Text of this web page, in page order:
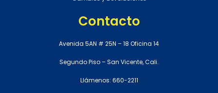
Contacto
Avenida 5AN # 25N – 18 Oficina 14
Segundo Piso – San Vicente, Cali.
Llámenos: 660-2211